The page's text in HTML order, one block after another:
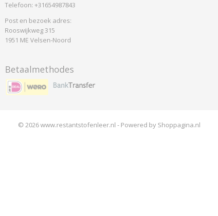
Telefoon: +31654987843
Post en bezoek adres:
Rooswijkweg 315
1951 ME Velsen-Noord
Betaalmethodes
© 2026 www.restantstofenleer.nl - Powered by Shoppagina.nl